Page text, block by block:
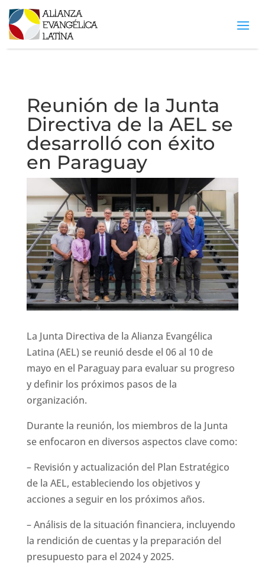
Reunión de la Junta
Directiva de la AEL se
desarrolló con éxito
en Paraguay
La Junta Directiva de la Alianza Evangélica
Latina (AEL) se reunió desde el 06 al 10 de
mayo en el Paraguay para evaluar su progreso
y definir los próximos pasos de la
organización.
Durante la reunión, los miembros de la Junta
se enfocaron en diversos aspectos clave como:
– Revisión y actualización del Plan Estratégico
de la AEL, estableciendo los objetivos y
acciones a seguir en los próximos años.
– Análisis de la situación financiera, incluyendo
la rendición de cuentas y la preparación del
presupuesto para el 2024 y 2025.